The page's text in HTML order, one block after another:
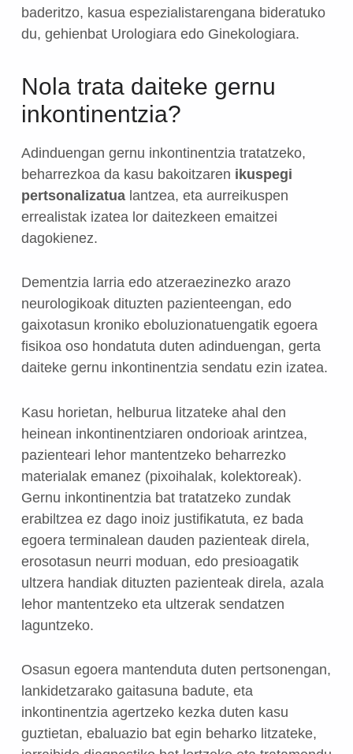
baderitzo, kasua espezialistarengana bideratuko
du, gehienbat Urologiara edo Ginekologiara.
Nola trata daiteke gernu
inkontinentzia?
Adinduengan gernu inkontinentzia tratatzeko,
beharrezkoa da kasu bakoitzaren ikuspegi
pertsonalizatualantzea, eta aurreikuspen
errealistak izatea lor daitezkeen emaitzei
dagokienez.
Dementzia larria edo atzeraezinezko arazo
neurologikoak dituzten pazienteengan, edo
gaixotasun kroniko eboluzionatuengatik egoera
fisikoa oso hondatuta duten adinduengan, gerta
daiteke gernu inkontinentzia sendatu ezin izatea.
Kasu horietan, helburua litzateke ahal den
heinean inkontinentziaren ondorioak arintzea,
pazienteari lehor mantentzeko beharrezko
materialak emanez (pixoihalak, kolektoreak).
Gernu inkontinentzia bat tratatzeko zundak
erabiltzea ez dago inoiz justifikatuta, ez bada
egoera terminalean dauden pazienteak direla,
erosotasun neurri moduan, edo presioagatik
ultzera handiak dituzten pazienteak direla, azala
lehor mantentzeko eta ultzerak sendatzen
laguntzeko.
Osasun egoera mantenduta duten pertsonengan,
lankidetzarako gaitasuna badute, eta
inkontinentzia agertzeko kezka duten kasu
guztietan, ebaluazio bat egin beharko litzateke,